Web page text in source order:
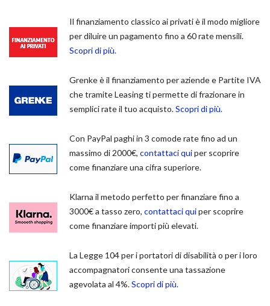
Il finanziamento classico ai privati è il modo migliore
per diluire un pagamento fino a 60 rate mensili.
Scopri di più.
Grenke è il finanziamento per aziende e Partite IVA
che tramite Leasing ti permette di frazionare in
semplici rate il tuo acquisto.Scopri di più.
Con PayPal paghi in 3 comode rate fino ad un
massimo di 2000€, contattaci quiper scoprire
come finanziare una cifra superiore.
Klarna il metodo perfetto per finanziare fino a
3000€ a tasso zero, contattaci quiper scoprire
come finanziare importi più elevati.
La Legge 104 per i portatori di disabilità o per i loro
accompagnatori consente una tassazione
agevolata al 4%.Scopri di più.